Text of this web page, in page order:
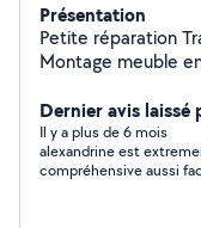
Présentation
Petite réparation Transport de colis, marchandises
Montage meuble
Dernier avis laissé
Il y a plus de 6 mois
alexandrine est
compréhensive aussi